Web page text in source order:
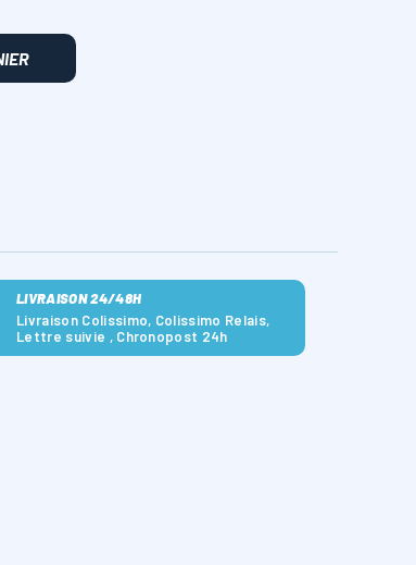
LIVRAISON 24/48H
Livraison Colissimo, Colissimo Relais,
Lettre suivie , Chronopost 24h